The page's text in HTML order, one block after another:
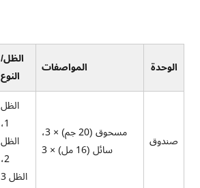
الظل/
النوع
المواصفات الوحدة
الظل
1،
الظل
2،
الظل 3
مسحوق (20 جم) × 3،
سائل (16 مل) × 3
صندوق